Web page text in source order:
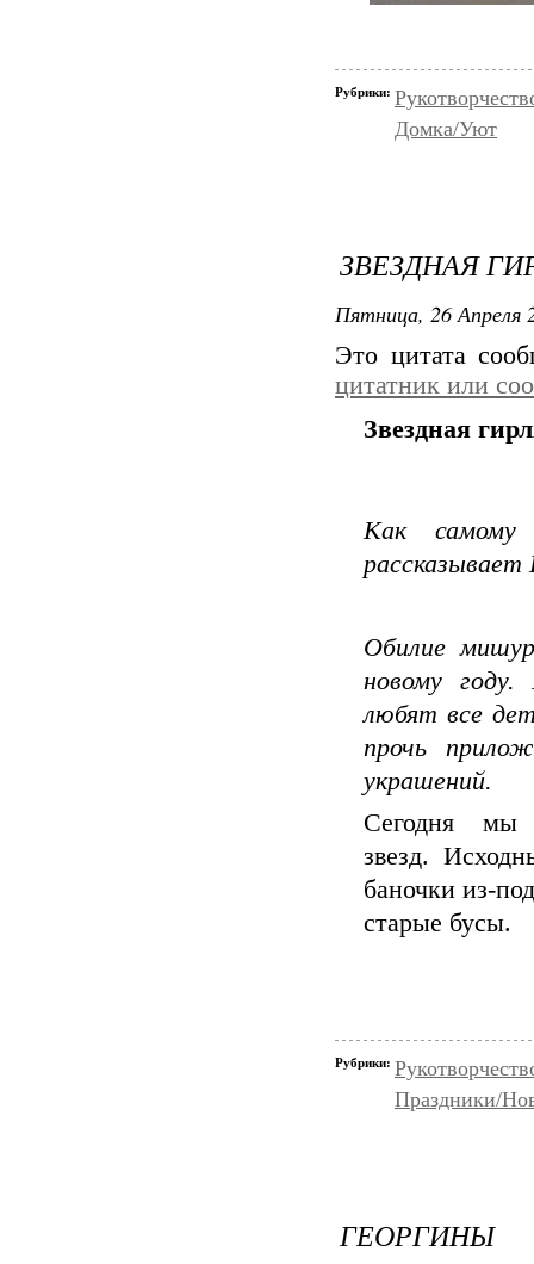
Рубрики:
Домка/Уют
ЗВЕЗДНАЯ
Пятница, 26 Апреля
Это цитата
цитатник или
Звездная
Как самому
Обилие
новому году.
любят все
прочь
украшений.
Сегодня мы
звезд.
баночки из-
старые бусы.
Рубрики:
Праздники/
ГЕОРГИНЫ